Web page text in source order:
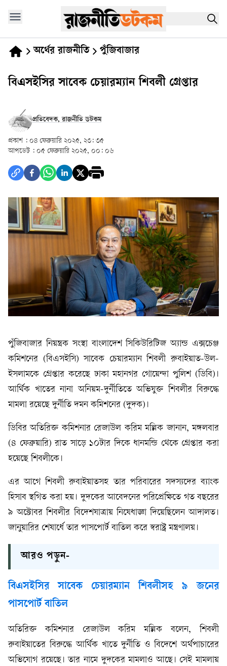
অর্থের রাজনীতি পুঁজিবাজার
বিএসইসির সাবেক চেয়ারম্যান শিবলী গ্রেপ্তার
প্রতিবেদক, রাজনীতি ডটকম
প্রকাশ : ০৪ ফেব্রুয়ারি ২০২৫, ২৩: ৩৫
আপডেট : ০৫ ফেব্রুয়ারি ২০২৫, ০০: ০৬
পুঁজিবাজার নিয়ন্ত্রক সংস্থা বাংলাদেশ সিকিউরিটিজ অ্যান্ড এক্সচেঞ্জ
কমিশনের (বিএসইসি) সাবেক চেয়ারম্যান শিবলী রুবাইয়াত-উল-
ইসলামকে গ্রেপ্তার করেছে ঢাকা মহানগর গোয়েন্দা পুলিশ (ডিবি)।
আর্থিক খাতের নানা অনিয়ম-দুর্নীতিতে অভিযুক্ত শিবলীর বিরুদ্ধে
মামলা রয়েছে দুর্নীতি দমন কমিশনের (দুদক)।
ডিবির অতিরিক্ত কমিশনার রেজাউল করিম মল্লিক জানান, মঙ্গলবার
(৪ ফেব্রুয়ারি) রাত সাড়ে ১০টার দিকে ধানমন্ডি থেকে গ্রেপ্তার করা
হয়েছে শিবলীকে।
এর আগে শিবলী রুবাইয়াতসহ তার পরিবারের সদস্যদের ব্যাংক
হিসাব স্থগিত করা হয়। দুদকের আবেদনের পরিপ্রেক্ষিতে গত বছরের
৯ অক্টোবর শিবলীর বিদেশযাত্রায় নিষেধাজ্ঞা দিয়েছিলেন আদালত।
জানুয়ারির শেষার্ধে তার পাসপোর্ট বাতিল করে স্বরাষ্ট্র মন্ত্রণালয়।
আরও পড়ুন-
বিএসইসির সাবেক চেয়ারম্যান শিবলীসহ ৯ জনের
পাসপোর্ট বাতিল
অতিরিক্ত কমিশনার রেজাউল করিম মল্লিক বলেন, শিবলী
রুবাইয়াতের বিরুদ্ধে আর্থিক খাতে দুর্নীতি ও বিদেশে অর্থপাচারের
অভিযোগ রয়েছে। তার নামে দুদকের মামলাও আছে। সেই মামলায়